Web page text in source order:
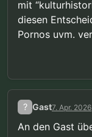
mit
diesen
Pornos uvm.
? Gast7. Apr.
An den Gast